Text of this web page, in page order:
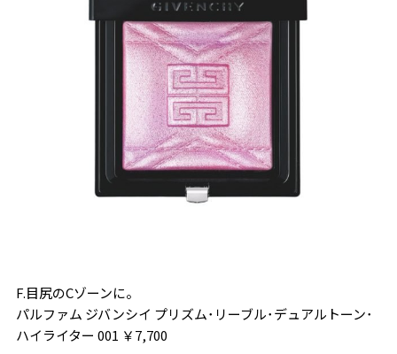
F.目尻のCゾーンに。
パルファム ジバンシイ プリズム･リーブル･デュアルトーン･
ハイライター 001 ￥7,700